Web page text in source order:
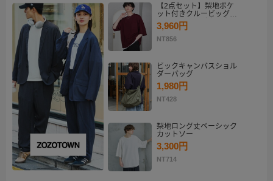
【2点セット】梨地ポケ
ット付きクルービッグT
シャツ＆ロングタンクト
ップアンサンブルセット
3,960円
NT856
ビックキャンバスショル
ダーバッグ
1,980円
NT428
梨地ロング丈ベーシック
カットソー
3,300円
NT714